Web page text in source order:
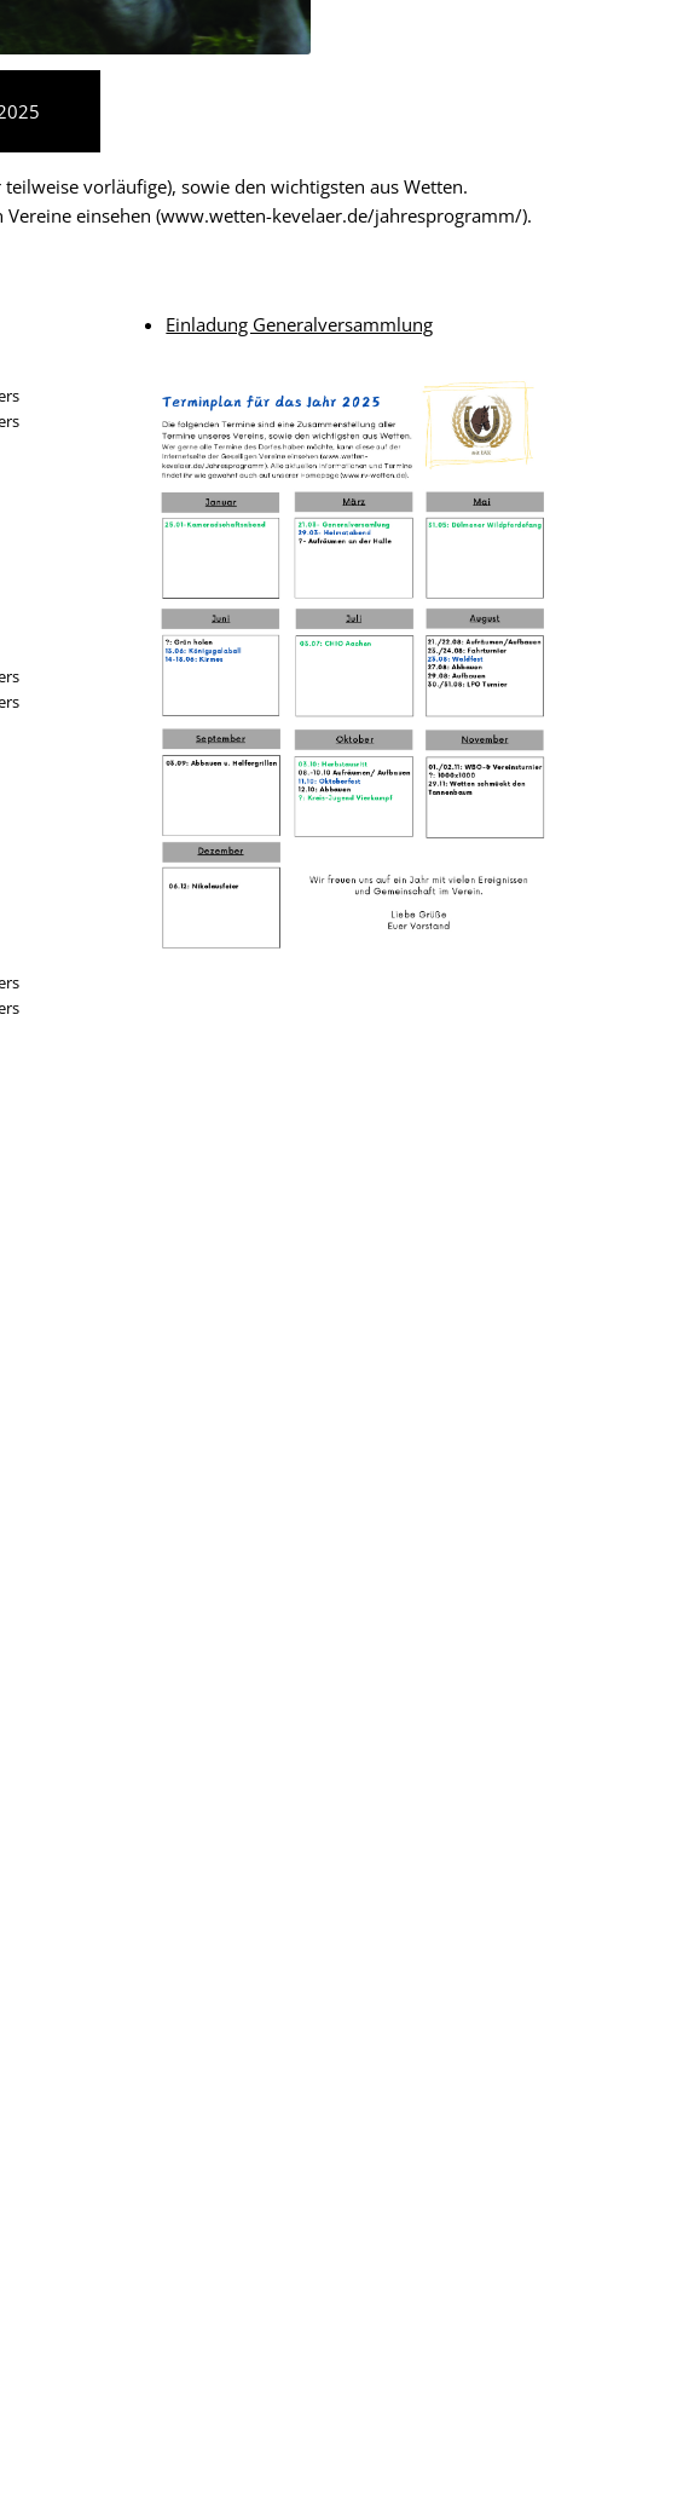
vorläufige), sowie den wichtigsten aus Wetten.
einsehen (www.wetten-kevelaer.de/jahresprogramm/).
Einladung Generalversammlung